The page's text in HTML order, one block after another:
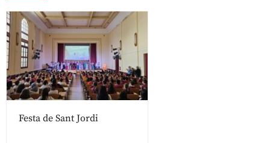
Festa de Sant Jordi